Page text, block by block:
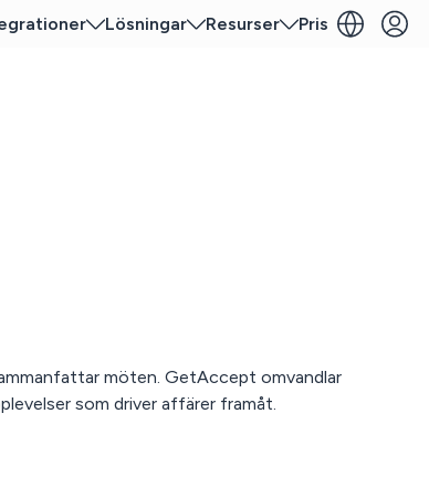
Lösningar Resurser Pris
möten. GetAccept omvandlar
som driver affärer framåt.